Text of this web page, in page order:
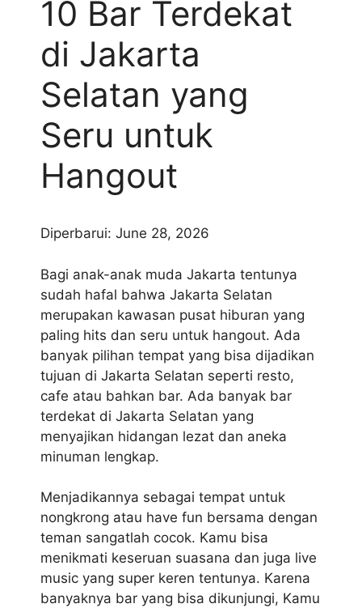
10 Bar Terdekat
di Jakarta
Selatan yang
Seru untuk
Hangout
Diperbarui: June 28, 2026
Bagi anak-anak muda Jakarta tentunya
sudah hafal bahwa Jakarta Selatan
merupakan kawasan pusat hiburan yang
paling hits dan seru untuk hangout. Ada
banyak pilihan tempat yang bisa dijadikan
tujuan di Jakarta Selatan seperti resto,
cafe atau bahkan bar. Ada banyak bar
terdekat di Jakarta Selatan yang
menyajikan hidangan lezat dan aneka
minuman lengkap.
Menjadikannya sebagai tempat untuk
nongkrong atau have fun bersama dengan
teman sangatlah cocok. Kamu bisa
menikmati keseruan suasana dan juga live
music yang super keren tentunya. Karena
banyaknya bar yang bisa dikunjungi, Kamu